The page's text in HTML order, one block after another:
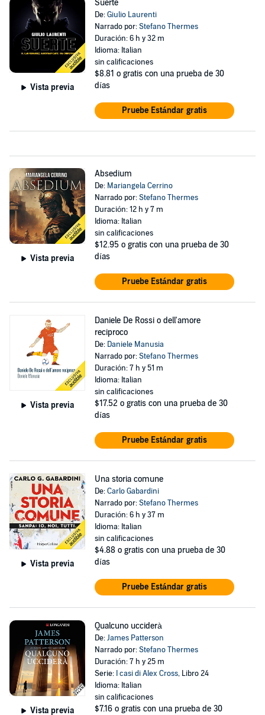
Vista previa
Suerte
De:Giulio Laurenti
Narrado por:Stefano Thermes
Duración: 6 h y 32 m
Idioma: Italian
sin calificaciones
$8.81 o gratis con una prueba de 30
días
Pruebe Estándar gratis
Vista previa
Absedium
De: Mariangela Cerrino
Narrado por:Stefano Thermes
Duración: 12 h y 7 m
Idioma: Italian
sin calificaciones
$12.95 o gratis con una prueba de 30
días
Pruebe Estándar gratis
Vista previa
Daniele De Rossi o dell'amore
reciproco
De: Daniele Manusia
Narrado por:Stefano Thermes
Duración: 7 h y 51 m
Idioma: Italian
sin calificaciones
$17.52 o gratis con una prueba de 30
días
Pruebe Estándar gratis
Vista previa
Una storia comune
De:Carlo Gabardini
Narrado por:Stefano Thermes
Duración: 6 h y 37 m
Idioma: Italian
sin calificaciones
$4.88 o gratis con una prueba de 30
días
Pruebe Estándar gratis
Vista previa
Qualcuno ucciderà
De:James Patterson
Narrado por:Stefano Thermes
Duración: 7 h y 25 m
Serie: I casi di Alex Cross, Libro 24
Idioma: Italian
sin calificaciones
$7.16 o gratis con una prueba de 30